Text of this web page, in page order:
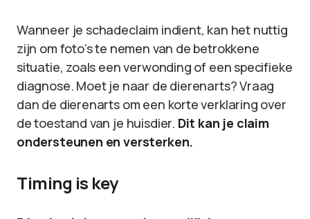
Wanneer je schadeclaim indient, kan het nuttig
zijn om foto’s te nemen van de betrokkene
situatie, zoals een verwonding of een specifieke
diagnose. Moet je naar de dierenarts? Vraag
dan de dierenarts om een korte verklaring over
de toestand van je huisdier. Dit kan je claim
ondersteunen en versterken.
Timing is key